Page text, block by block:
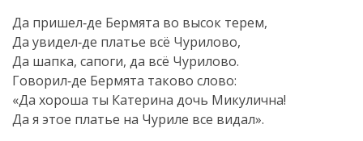
Да пришел‑де Бермята во высок терем,
Да увидел‑де платье всё Чурилово,
Да шапка, сапоги, да всё Чурилово.
Говорил‑де Бермята таково слово:
«Да хороша ты Катерина дочь Микулична!
Да я этое платье на Чуриле все видал».